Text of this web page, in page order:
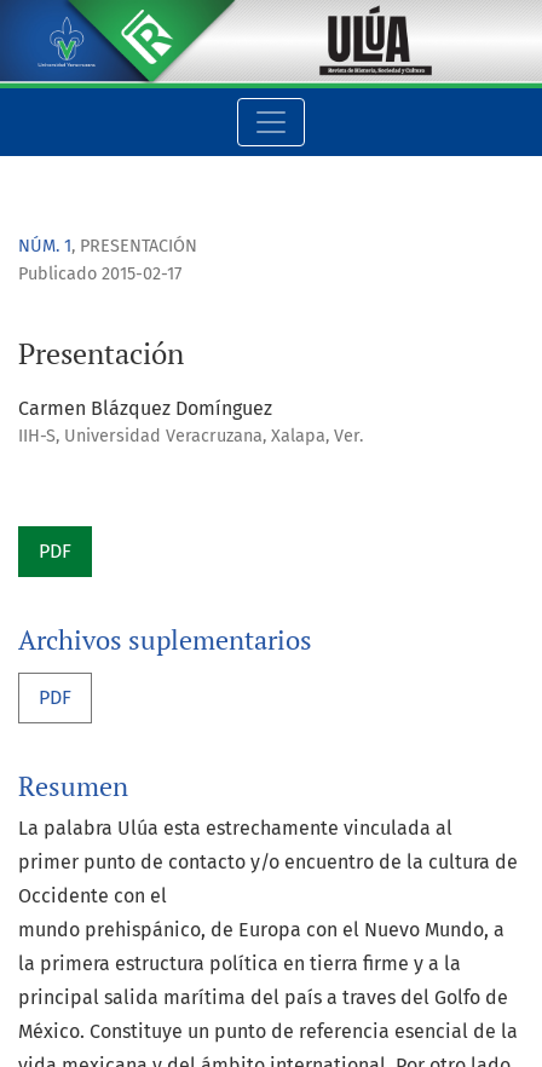
Presentación
NÚM. 1, PRESENTACIÓN
Presentación
Publicado 2015-02-17
Carmen Blázquez Domínguez
IIH-S, Universidad Veracruzana, Xalapa, Ver.
PDF
Archivos suplementarios
PDF
Resumen
La palabra Ulúa esta estrechamente vinculada al
primer punto de contacto y/o encuentro de la cultura de
Occidente con el
mundo prehispánico, de Europa con el Nuevo Mundo, a
la primera estructura política en tierra firme y a la
principal salida marítima del país a traves del Golfo de
México. Constituye un punto de referencia esencial de la